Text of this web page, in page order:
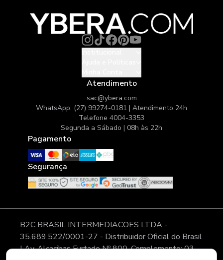
Atendimento
sac@ybera.com
WhatsApp: (27) 99274-0181 | Atendimento 24h
Telefone 4004-3353
Segunda a Sábado | 08h às 22h
Pagamento
Segurança
B2C BRASIL INTERMEDIACOES LTDA -
35.689.522/0001-27 - Distribuidor Oficial do Brasil
| Av. Alcacibas Furtado Nº 800, Complemento: 03,